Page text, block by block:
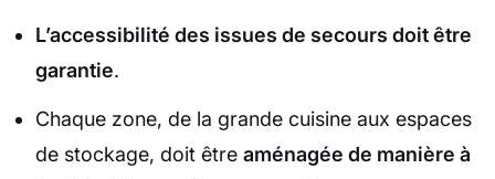
L’accessibilité des issues de secours doit être
garantie.
Chaque zone, de la grande cuisine aux espaces
de stockage, doit être aménagée de manière à